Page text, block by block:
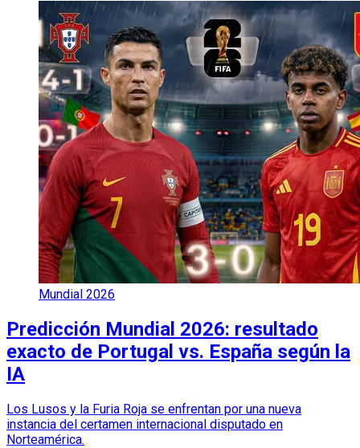
Mundial 2026
Predicción Mundial 2026: resultado
exacto de Portugal vs. España según la
IA
Los Lusos y la Furia Roja se enfrentan por una nueva
instancia del certamen internacional disputado en
Norteamérica.